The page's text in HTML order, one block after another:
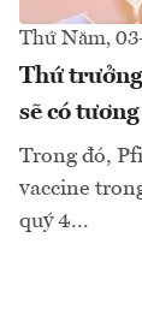
Thứ Năm,
Thứ
sẽ có
Trong đó,
vaccine
quý 4...